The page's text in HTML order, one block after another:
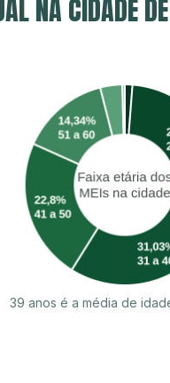
NA CIDADE DE
39 anos é a média de